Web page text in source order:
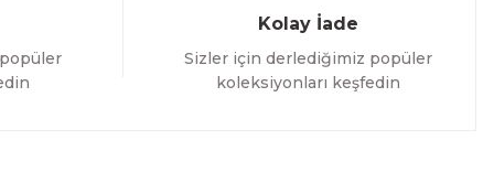
Kolay İade
Sizler için derlediğimiz popüler
koleksiyonları keşfedin